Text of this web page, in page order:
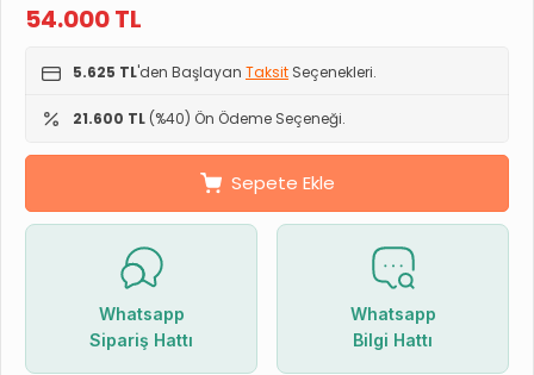
54.000TL
5.625 TL'den Başlayan Taksit Seçenekleri.
21.600 TL (%40) Ön Ödeme Seçeneği.
Sepete Ekle
Whatsapp
Sipariş Hattı
Whatsapp
Bilgi Hattı